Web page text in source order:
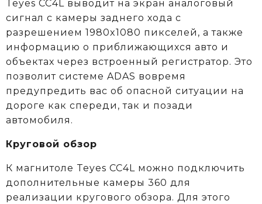
Teyes CC4L выводит на экран аналоговый
сигнал с камеры заднего хода с
разрешением 1980x1080 пикселей, а также
информацию о приближающихся авто и
объектах через встроенный регистратор. Это
позволит системе ADAS вовремя
предупредить вас об опасной ситуации на
дороге как спереди, так и позади
автомобиля.
Круговой обзор
К магнитоле Teyes CC4L можно подключить
дополнительные камеры 360 для
реализации кругового обзора. Для этого